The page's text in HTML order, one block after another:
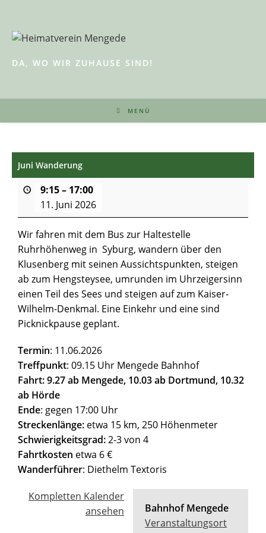
springen
DA, WO WIR ZUHAUSE SIND!
MENÜ
Juni Wanderung
9:15– 17:00
11. Juni 2026
Wir fahren mit dem Bus zur Haltestelle
Ruhrhöhenweg in Syburg, wandern über den
Klusenberg mit seinen Aussichtspunkten, steigen
ab zum Hengsteysee, umrunden im Uhrzeigersinn
einen Teil des Sees und steigen auf zum Kaiser-
Wilhelm-Denkmal. Eine Einkehr und eine sind
Picknickpause geplant.
Termin: 11.06.2026
Treffpunkt: 09.15 Uhr Mengede Bahnhof
Fahrt: 9.27 ab Mengede, 10.03 ab Dortmund, 10.32
ab Hörde
Ende: gegen 17:00 Uhr
Streckenlänge: etwa 15 km, 250 Höhenmeter
Schwierigkeitsgrad:2-3 von 4
Fahrtkosten etwa 6 €
Wanderführer: Diethelm Textoris
Bahnhof Mengede
Veranstaltungsort
Kompletten Kalender
ansehen